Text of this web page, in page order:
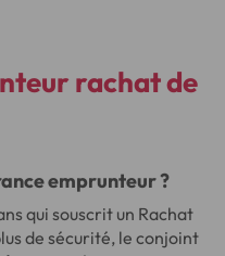
rachat de
emprunteur ?
qui souscrit un Rachat
de sécurité, le conjoint